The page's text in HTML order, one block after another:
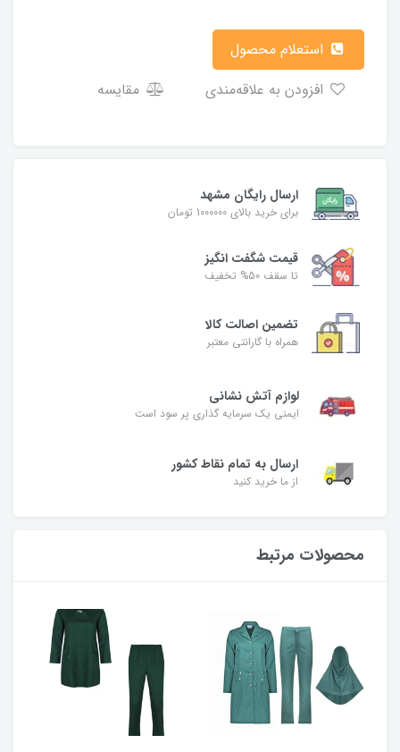
مقایسه
ارسال رایگان مشهد
برای خرید بالای 1000000 تومان
قیمت شگفت‌ انگیز
تا سقف 50% تخفیف
تضمین اصالت کالا
همراه با گارانتی معتبر
لوازم آتش نشانی
ایمنی یک سرمایه گذاری پر سود است
ارسال به تمام نقاط کشور
از ما خرید کنید
محصولات مرتبط